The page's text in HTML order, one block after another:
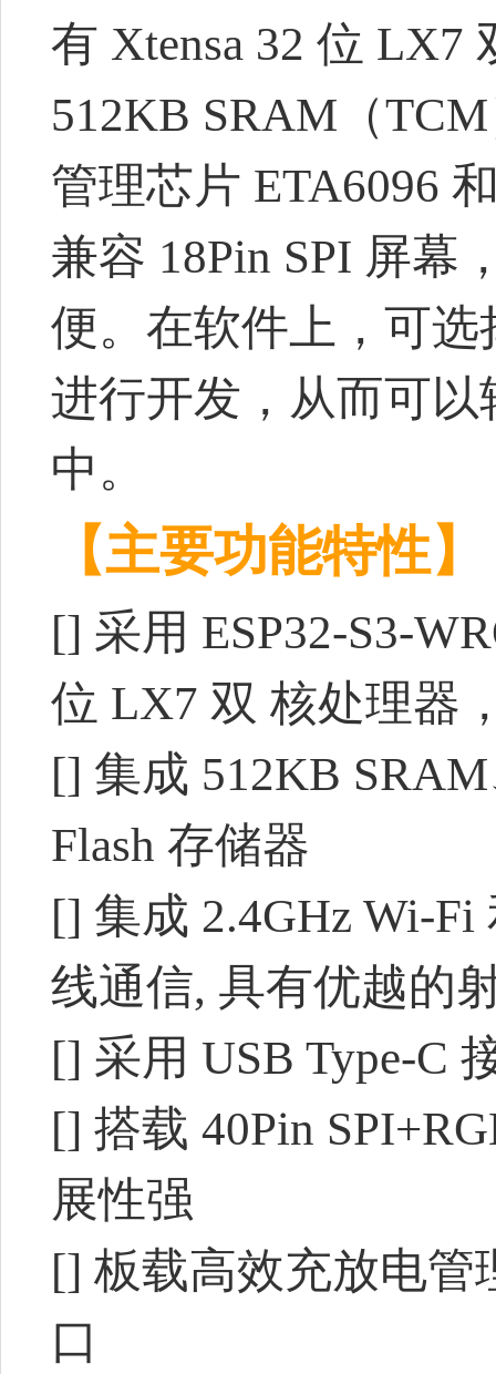
有 Xtensa 32 位 LX7
512KB SRAM（
管理芯片 ETA6096
兼容 18Pin SPI 屏幕
便。在软件上，可选
进行开发，从而可
中。
【主要功能特性】
[] 采用 ESP32-S3-
位 LX7 双 核处理器
[] 集成 512KB
Flash 存储器
[] 集成 2.4GHz Wi-
线通信, 具有优越的
[] 采用 USB Type-C
[] 搭载 40Pin
展性强
[] 板载高效充放电管
口